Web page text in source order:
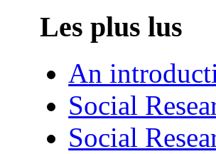
Les plus lus
An
Social
Social